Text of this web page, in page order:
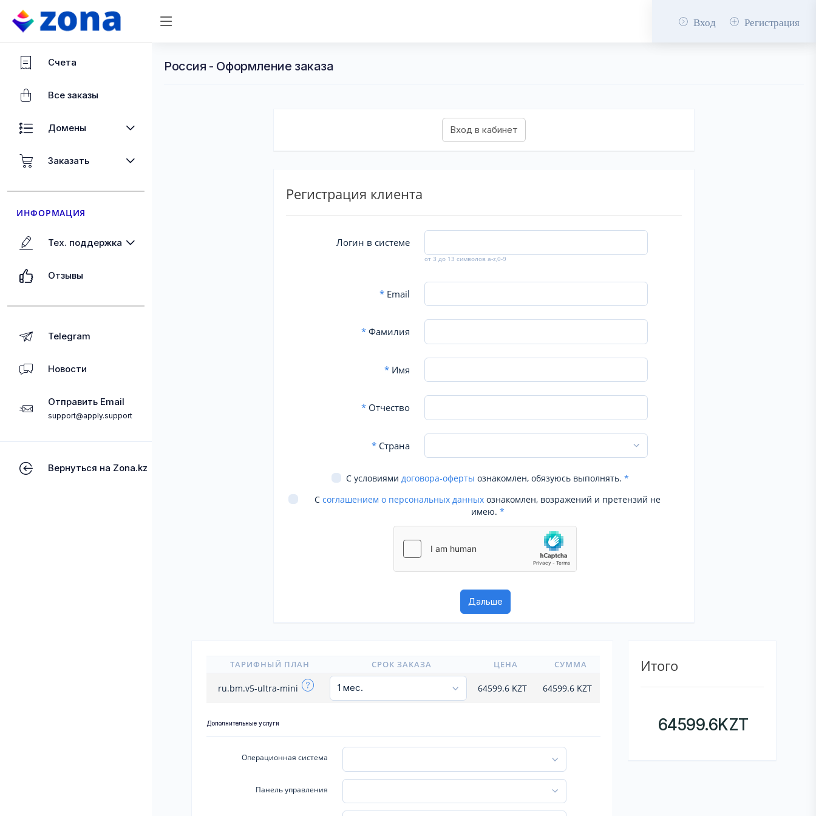
Вход Регистрация
Счета
Все заказы
Домены
Заказать
ИНФОРМАЦИЯ
Тех. поддержка
Отзывы
Telegram
Новости
Отправить Email
support@apply.support
Вернуться на Zona.kz
Россия - Оформление заказа
Регистрация клиента
Логин в системе
от 3 до 13 символов a-z,0-9
*Email
*Фамилия
*Имя
*Отчество
*Страна
С условиями договора-оферты ознакомлен, обязуюсь выполнять. *
С соглашением о персональных данных ознакомлен, возражений и претензий не
имею. *
ТАРИФНЫЙ ПЛАН СРОК ЗАКАЗА ЦЕНА СУММА
ru.bm.v5-ultra-mini 64599.6KZT 64599.6KZT
Дополнительные услуги
Операционная система
Панель управления
Итого
64599.6KZT